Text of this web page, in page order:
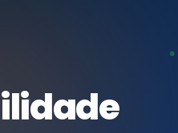
E INTEGRADOS
que